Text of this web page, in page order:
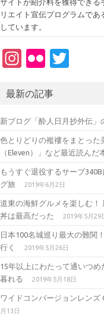
リエイト宣伝プログラムで
しています。
In
a
gr
a
m
Fl
kr
te
r
最新の記事
新ブログ「酔人日月抄外伝」
色とりどりの襤褸をまとった
（Eleven）」など最近読んだ
もうすぐ退役するサーブ
グ旅
2019年6月2日
道東の海鮮グルメを楽しむ！
丼は最高だった
2019年5月29
日本100名城巡り最大の難関
行く
2019年5月26日
15年以上にわたって通いつ
暮れる
2019年5月18日
ワイドコンバージョンレンズ
月13日